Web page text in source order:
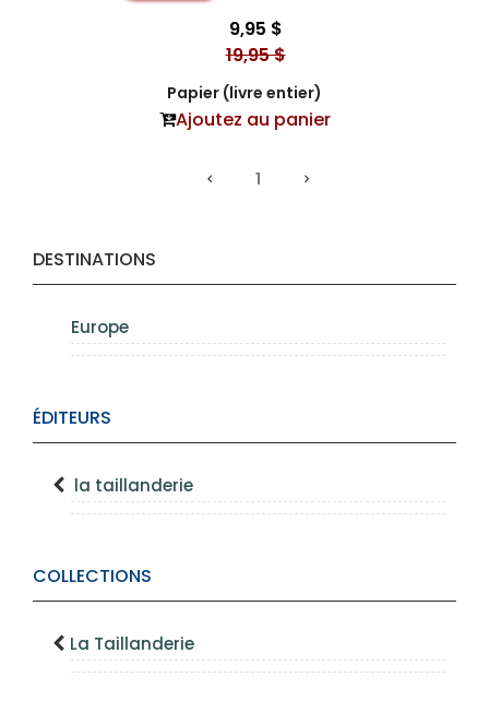
DESTINATIONS
Europe
ÉDITEURS
la taillanderie
COLLECTIONS
La Taillanderie
9,95 $
19,95 $
Papier (livre entier)
Ajoutez au panier
1